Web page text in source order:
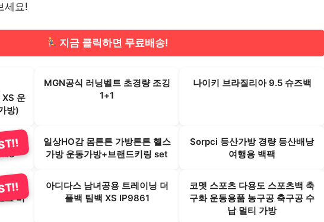
세요!
지금 클릭하면 무료배송!
XS 운
방)
MGN공식 러닝벨트 초경량 조깅
1+1
나이키 브라질리아 9.5 슈즈백
머니
일상HO감 몸튼튼 가방튼튼 헬스
가방 운동가방+브랜드키링 set
Sorpci 등산가방 경량 등산배낭
여행용 백팩
캡 –
크 비
아디다스 남녀공용 트레이닝 더
플백 팀백 XS IP9861
코멧 스포츠 다용도 스포츠백 축
구화 운동용품 농구공 축구공 수
납 멀티 가방